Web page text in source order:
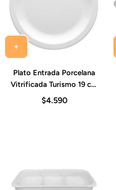
Plato Entrada Porcelana
Vitrificada Turismo 19 cm
Costa Verde
$4.590